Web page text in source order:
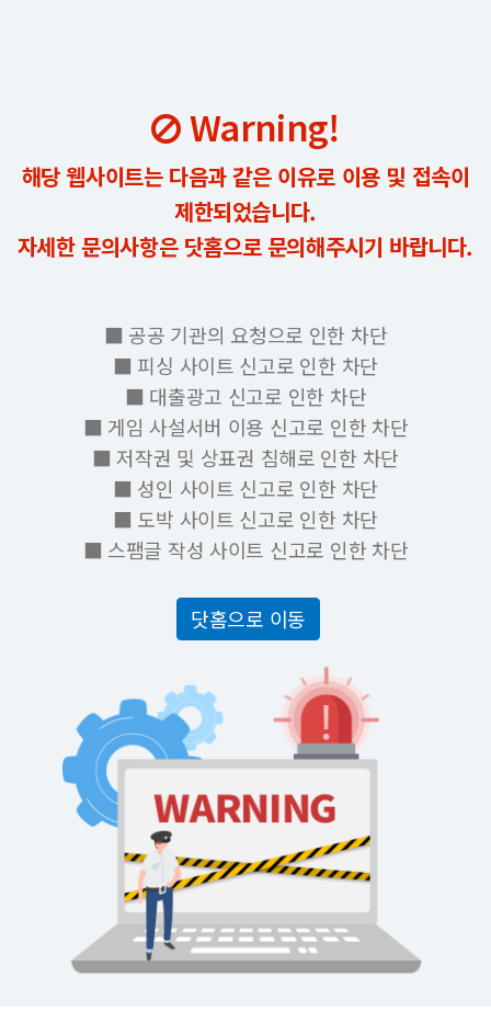
Warning!
해당 웹사이트는 다음과 같은 이유로 이용 및 접속이
제한되었습니다.
자세한 문의사항은 닷홈으로 문의해주시기 바랍니다.
■ 공공 기관의 요청으로 인한 차단
■ 피싱 사이트 신고로 인한 차단
■ 대출광고 신고로 인한 차단
■ 게임 사설서버 이용 신고로 인한 차단
■ 저작권 및 상표권 침해로 인한 차단
■ 성인 사이트 신고로 인한 차단
■ 도박 사이트 신고로 인한 차단
■ 스팸글 작성 사이트 신고로 인한 차단
닷홈으로 이동